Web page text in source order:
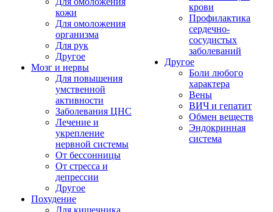
кожи
Для омоложения
организма
Для рук
Другое
Мозг и нервы
Для повышения
умственной
активности
Заболевания ЦНС
Лечение и
укрепление
нервной системы
От бессонницы
От стресса и
депрессии
Другое
Похудение
Для кишечника
крови
Профилактика
сердечно-
сосудистых
заболеваний
Другое
Боли любого
характера
Вены
ВИЧ и гепатит
Обмен веществ
Эндокринная
система